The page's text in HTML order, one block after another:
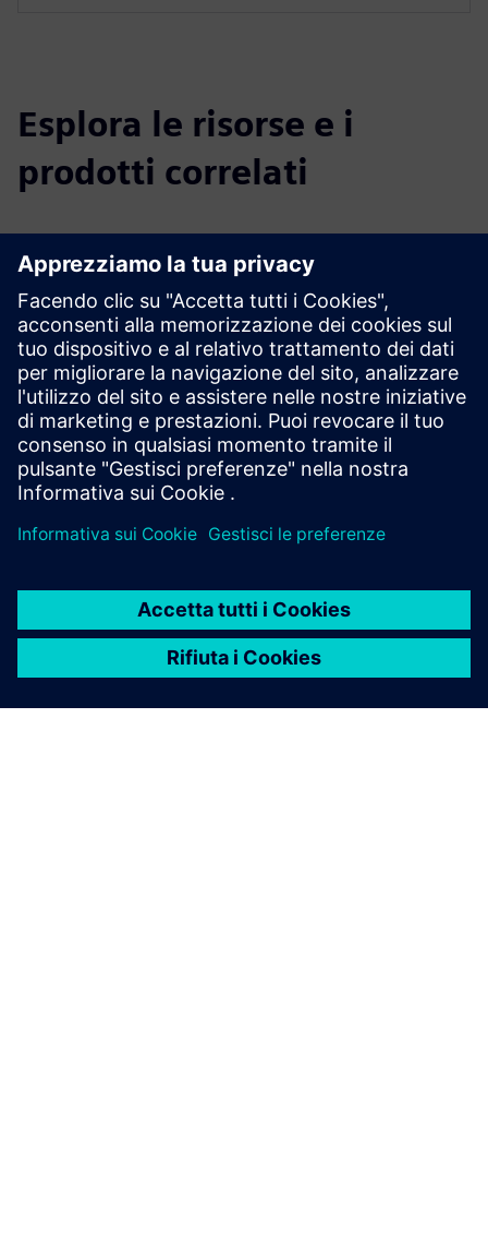
Esplora le risorse e i
prodotti correlati
Informazioni e risorse aggiuntive
Casi di studio dei clienti KETOS, applicazioni, matrice
d'acqua servita e parametri
Testimonianze video e webinar
LinkedIn per gli ultimi annunci
Prerequisiti